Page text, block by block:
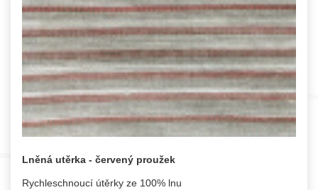
Lněná utěrka - červený proužek
Rychleschnoucí útěrky ze 100% lnu